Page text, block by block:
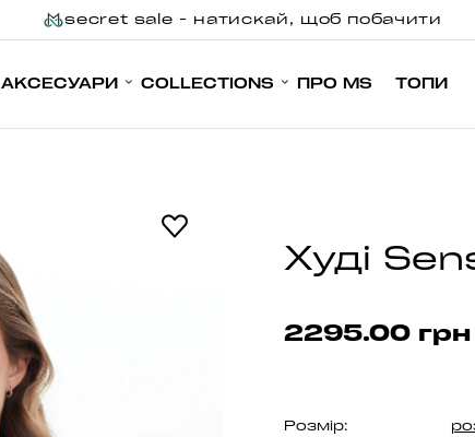
secret sale - натискай, щоб побачити
АКСЕСУАРИ COLLECTIONS ПРО MS ТОПИ
Худі
2295.00 грн
Розмір: